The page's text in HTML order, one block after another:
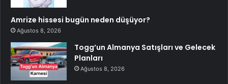
Amrize hissesi bugün neden düşüyor?
Ağustos 8, 2026
Togg’un Almanya Satışları ve Gelecek
Planları
Ağustos 8, 2026